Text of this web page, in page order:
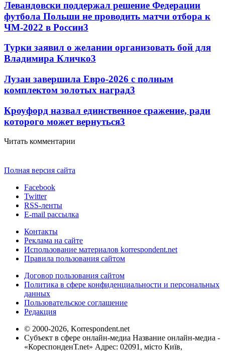
Левандовски поддержал решение Федерации
футбола Польши не проводить матчи отбора к
ЧМ-2022 в России3
Турки заявил о желании организовать бой для
Владимира Кличко3
Лузан завершила Евро-2026 с полным
комплектом золотых наград3
Кроуфорд назвал единственное сражение, ради
которого может вернуться3
Читать комментарии
Полная версия сайта
Facebook
Twitter
RSS-ленты
E-mail рассылка
Контакты
Реклама на сайте
Использование материалов korrespondent.net
Правила пользования сайтом
Договор пользования сайтом
Политика в сфере конфиденциальности и персональных
данных
Пользовательское соглашение
Редакция
© 2000-2026, Korrespondent.net
Субъект в сфере онлайн-медиа Название онлайн-медиа -
«КореспонденТ.net» Адрес: 02091, місто Київ,